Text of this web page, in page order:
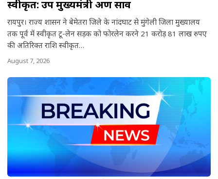
स्वीकृत: उप मुख्यमंत्री अरुण साव
रायपुर। राज्य शासन ने बेमेतरा जिले के नांदघाट से मुंगेली जिला मुख्यालय
तक पूर्व में स्वीकृत टू-लेन सड़क को फोरलेन करने 21 करोड़ 81 लाख रुपए
की अतिरिक्त राशि स्वीकृत…
August 7, 2026